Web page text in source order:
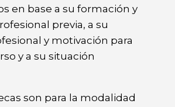
en base a su formación y
previa, a su
y motivación para
y a su situación
son para la modalidad